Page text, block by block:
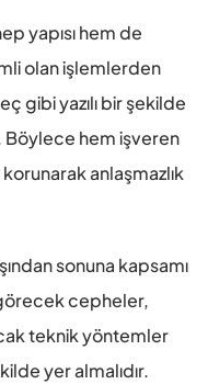
yapısı hem de
olan işlemlerden
gibi yazılı bir şekilde
Böylece hem işveren
anlaşmazlık
sonuna kapsamı
cepheler,
teknik yöntemler
yer almalıdır.